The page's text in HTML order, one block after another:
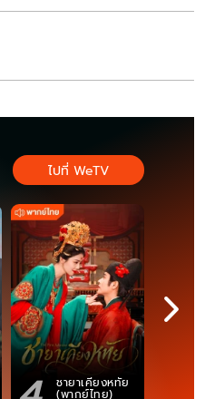
ชายาเคียงหทัย
(พากย์ไทย)
ไปที่ WeTV